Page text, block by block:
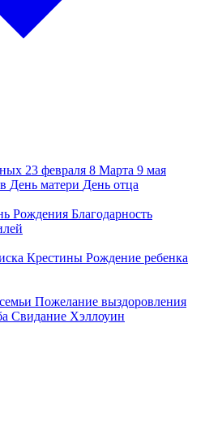
23 февраля 8 Марта 9 мая
День матери День отца
Рождения Благодарность
Крестины Рождение ребенка
Пожелание выздоровления
Свидание Хэллоуин